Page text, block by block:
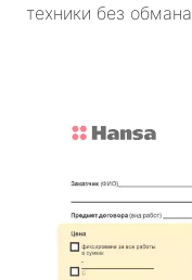
техники без обмана.